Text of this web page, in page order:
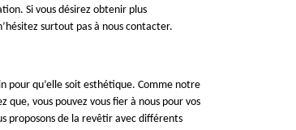
Si vous désirez obtenir plus
surtout pas à nous contacter.
pour qu’elle soit esthétique. Comme notre
que, vous pouvez vous fier à nous pour vos
proposons de la revêtir avec différents